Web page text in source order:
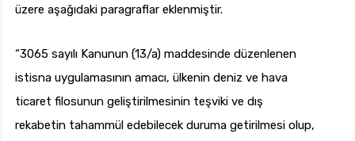
üzere aşağıdaki paragraflar eklenmiştir.
“3065 sayılı Kanunun (13/a) maddesinde düzenlenen
istisna uygulamasının amacı, ülkenin deniz ve hava
ticaret filosunun geliştirilmesinin teşviki ve dış
rekabetin tahammül edebilecek duruma getirilmesi olup,